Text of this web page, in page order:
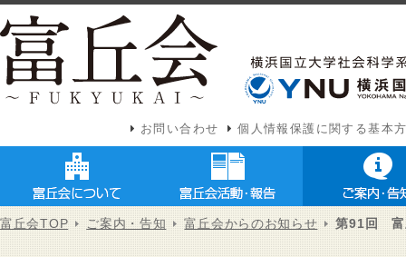
お問い合わせ 個人情報保護に関する基本
富丘会TOP ご案内・告知 富丘会からのお知らせ 第91回 富